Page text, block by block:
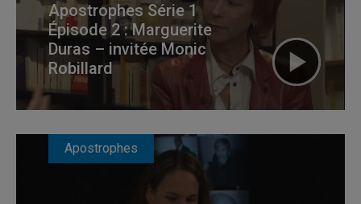
Apostrophes Série 1
Épisode 2 : Marguerite
Duras – invitée Monic
Robillard
Apostrophes